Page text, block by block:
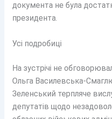
документа не була
президента.
Усі подробиці
На зустрічі не
Ольга Василевська-
Зеленський терпляче
депутатів щодо